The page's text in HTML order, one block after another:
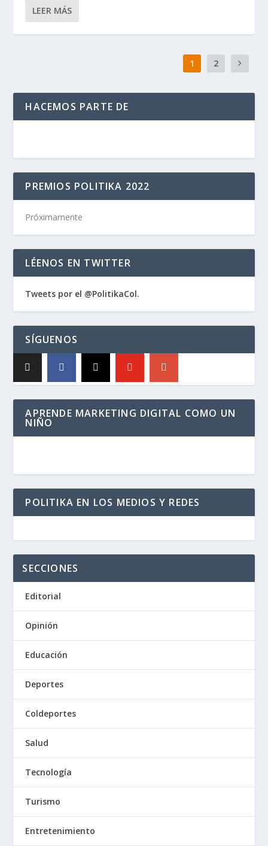
LEER MÁS
1 2
HACEMOS PARTE DE
PREMIOS POLITIKA 2022
Próximamente
LÉENOS EN TWITTER
Tweets por el @PolitikaCol.
SÍGUENOS
APRENDE MARKETING DIGITAL COMO UN
NIÑO
POLITIKA EN LOS MEDIOS Y REDES
SECCIONES
Editorial
Opinión
Educación
Deportes
Coldeportes
Salud
Tecnología
Turismo
Entretenimiento